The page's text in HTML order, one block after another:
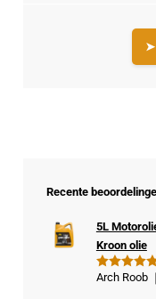
➤
Recente
Gewaardeer
5L
Kroon olie
Arch Roob